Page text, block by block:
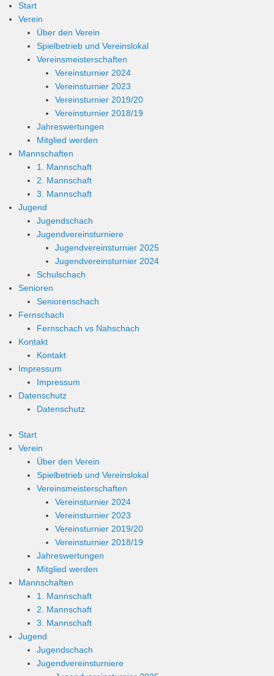
Start
Verein
Über den Verein
Spielbetrieb und Vereinslokal
Vereinsmeisterschaften
Vereinsturnier 2024
Vereinsturnier 2023
Vereinsturnier 2019/20
Vereinsturnier 2018/19
Jahreswertungen
Mitglied werden
Mannschaften
1. Mannschaft
2. Mannschaft
3. Mannschaft
Jugend
Jugendschach
Jugendvereinsturniere
Jugendvereinsturnier 2025
Jugendvereinsturnier 2024
Schulschach
Senioren
Seniorenschach
Fernschach
Fernschach vs Nahschach
Kontakt
Kontakt
Impressum
Impressum
Datenschutz
Datenschutz
Start
Verein
Über den Verein
Spielbetrieb und Vereinslokal
Vereinsmeisterschaften
Vereinsturnier 2024
Vereinsturnier 2023
Vereinsturnier 2019/20
Vereinsturnier 2018/19
Jahreswertungen
Mitglied werden
Mannschaften
1. Mannschaft
2. Mannschaft
3. Mannschaft
Jugend
Jugendschach
Jugendvereinsturniere